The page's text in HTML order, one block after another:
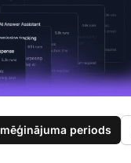
periods